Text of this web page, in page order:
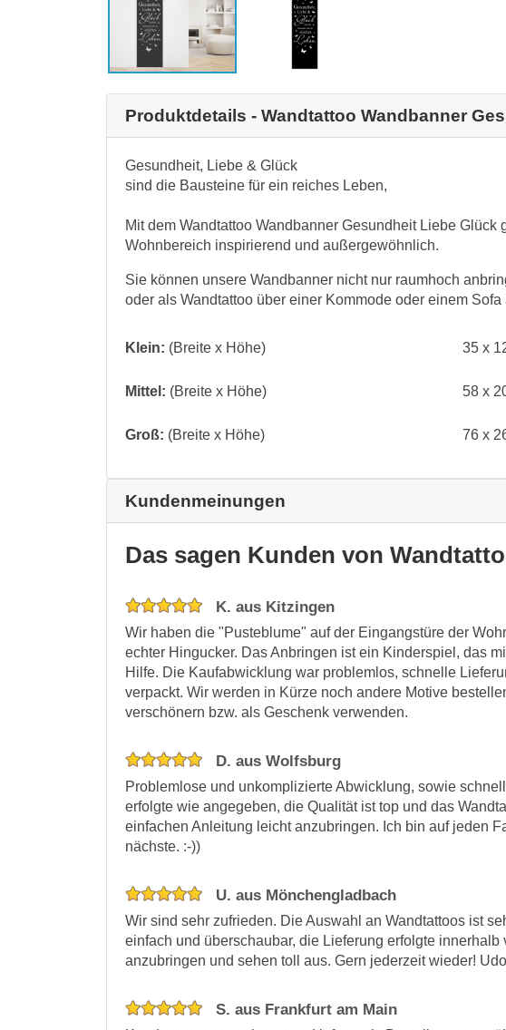
Produktdetails - Wandtattoo Wandbanner
Gesundheit, Liebe & Glück
sind die Bausteine für ein reiches Leben,
Mit dem Wandtattoo Wandbanner Gesundheit Liebe Glück
Wohnbereich inspirierend und außergewöhnlich.
Sie können unsere Wandbanner nicht nur raumhoch
oder als Wandtattoo über einer Kommode oder einem
Klein: (Breite x Höhe) 35 x
Mittel: (Breite x Höhe) 58 x
Groß: (Breite x Höhe) 76 x
Kundenmeinungen
Das sagen Kunden von
K. aus Kitzingen
Wir haben die "Pusteblume" auf der Eingangstüre der
echter Hingucker. Das Anbringen ist ein Kinderspiel, das
Hilfe. Die Kaufabwicklung war problemlos, schnelle
verpackt. Wir werden in Kürze noch andere Motive
verschönern bzw. als Geschenk verwenden.
D. aus Wolfsburg
Problemlose und unkomplizierte Abwicklung, sowie
erfolgte wie angegeben, die Qualität ist top und das
einfachen Anleitung leicht anzubringen. Ich bin auf jeden
nächste. :-))
U. aus Mönchengladbach
Wir sind sehr zufrieden. Die Auswahl an Wandtattoos ist
einfach und überschaubar, die Lieferung erfolgte innerhalb
anzubringen und sehen toll aus. Gern jederzeit wieder!
S. aus Frankfurt am Main